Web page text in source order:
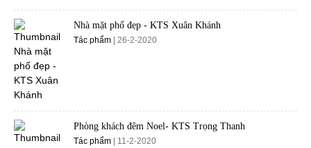
Nhà mặt phố đẹp - KTS Xuân Khánh
Tác phẩm | 26-2-2020
Phòng khách đêm Noel- KTS Trọng Thanh
Tác phẩm | 11-2-2020